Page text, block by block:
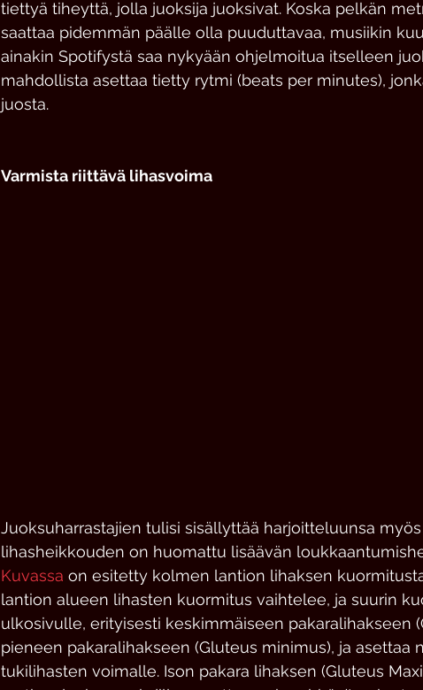
tiettyä tiheyttä, jolla juoksija juoksivat. Koska pelkän
saattaa pidemmän päälle olla puuduttavaa, musiikin
ainakin Spotifystä saa nykyään ohjelmoitua itselleen
mahdollista asettaa tietty rytmi (beats per minutes),
juosta.
Varmista riittävä lihasvoima
Juoksuharrastajien tulisi sisällyttää harjoitteluunsa
lihasheikkouden on huomattu lisäävän
Kuvassa on esitetty kolmen lantion lihaksen
lantion alueen lihasten kuormitus vaihtelee, ja suurin
ulkosivulle, erityisesti keskimmäiseen pakaralihakseen
pieneen pakaralihakseen (Gluteus minimus), ja asettaa
tukilihasten voimalle. Ison pakara lihaksen (Gluteus